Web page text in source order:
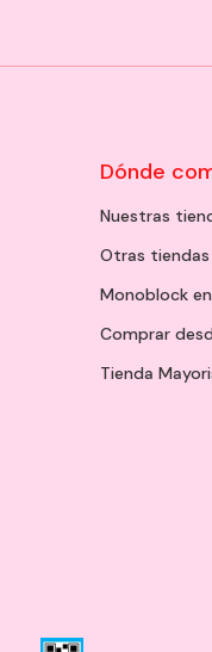
Dónde
Nuestras
Otras
Monoblock
Comprar
Tienda